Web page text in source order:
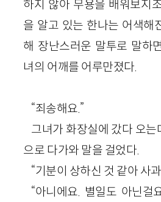
하지 않아 무용을 배워보지
을 알고 있는 한나는 어색해
해 장난스러운 말투로 말하
녀의 어깨를 어루만졌다.
“죄송해요.”
그녀가 화장실에 갔다 오는
으로 다가와 말을 걸었다.
“기분이 상하신 것 같아 사
“아니에요. 별일도 아닌걸